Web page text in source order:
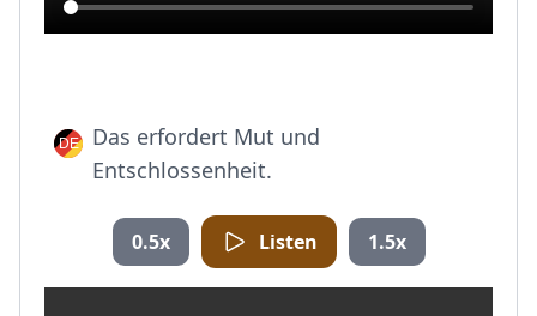
Das erfordert Mut und
Entschlossenheit.
0.5x Listen 1.5x